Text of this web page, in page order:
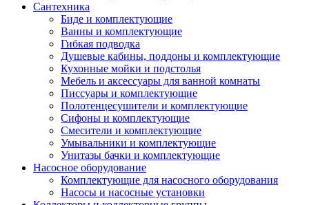
Сантехника
Биде и комплектующие
Ванны и комплектующие
Гибкая подводка
Душевые кабины, поддоны и комплектующие
Кухонные мойки и подстолья
Мебель и аксессуары для ванной комнаты
Писсуары и комплектующие
Полотенцесушители и комплектующие
Сифоны и комплектующие
Смесители и комплектующие
Умывальники и комплектующие
Унитазы бачки и комплектующие
Насосное оборудование
Комплектующие для насосного оборудования
Насосы и насосные установки